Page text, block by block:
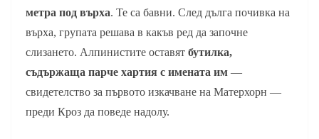
метра под върха. Те са бавни. След дълга почивка на
върха, групата решава в какъв ред да започне
слизането. Алпинистите оставят бутилка,
съдържаща парче хартия с имената им —
свидетелство за първото изкачване на Матерхорн —
преди Кроз да поведе надолу.